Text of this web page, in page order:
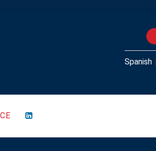
Spanish|